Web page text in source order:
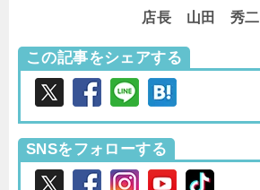
店長 山田 秀二
この記事をシェアする
SNSをフォローする